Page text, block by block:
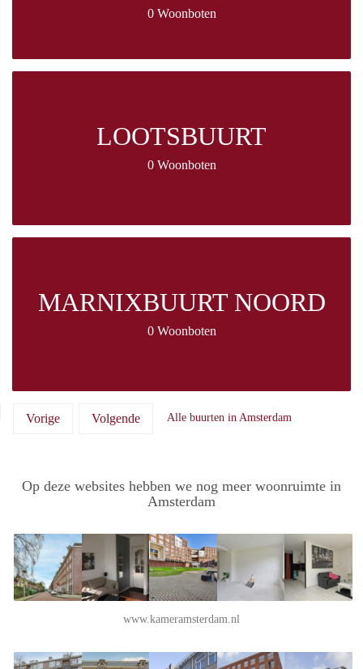
0 Woonboten
LOOTSBUURT
0 Woonboten
MARNIXBUURT NOORD
0 Woonboten
Vorige Volgende Alle buurten in Amsterdam
Op deze websites hebben we nog meer woonruimte in
Amsterdam
www.kameramsterdam.nl